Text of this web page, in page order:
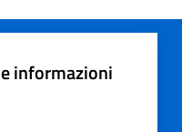
informazioni